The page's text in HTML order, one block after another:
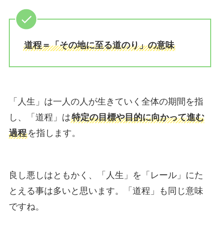
道程＝「その地に至る道のり」の意味
「人生」は一人の人が生きていく全体の期間を指
し、「道程」は特定の目標や目的に向かって進む
過程を指します。
良し悪しはともかく、「人生」を「レール」にた
とえる事は多いと思います。「道程」も同じ意味
ですね。